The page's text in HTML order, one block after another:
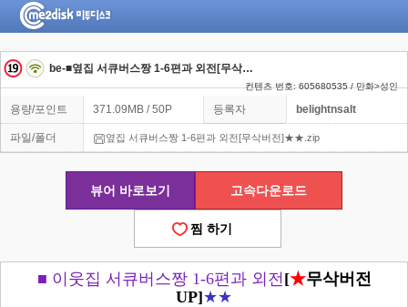
be-■옆집 서큐버스짱 1-6편과 외전[무삭버전]★★
컨텐츠 번호: 605680535 / 만화>성인
용량/포인트 371.09MB / 50P 등록자 belightnsalt
파일/폴더 옆집 서큐버스짱 1-6편과 외전[무삭버전]★★.zip
뷰어 바로보기 고속다운로드
찜 하기
■ 이웃집 서큐버스짱 1-6편과 외전 [★무삭버전
UP]★★